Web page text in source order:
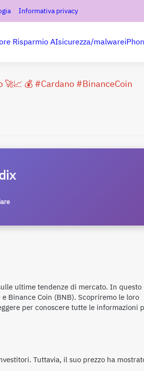
Informativa privacy
Risparmio AIsicurezza/malware
🚀📈 💰 #Cardano #BinanceCoin
ultime tendenze di mercato. In questo
Binance Coin (BNB). Scopriremo le loro
per conoscere tutte le informazioni
Tuttavia, il suo prezzo ha